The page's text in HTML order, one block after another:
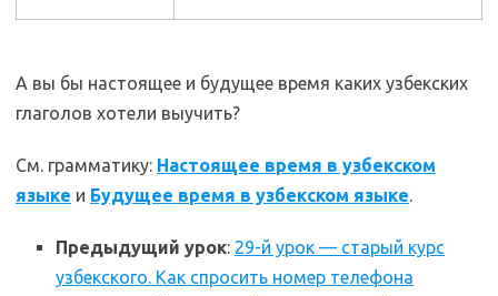
А вы бы настоящее и будущее время каких узбекских
глаголов хотели выучить?
См. грамматику: Настоящее время в узбекском
языке и Будущее время в узбекском языке.
Предыдущий урок: 29-й урок — старый курс
узбекского. Как спросить номер телефона